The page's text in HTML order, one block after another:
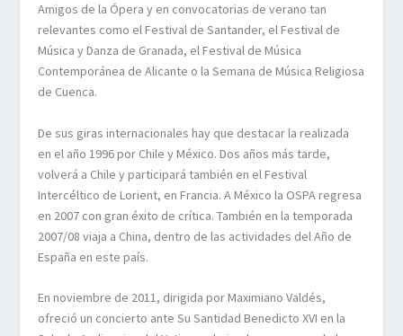
Amigos de la Ópera y en convocatorias de verano tan
relevantes como el Festival de Santander, el Festival de
Música y Danza de Granada, el Festival de Música
Contemporánea de Alicante o la Semana de Música Religiosa
de Cuenca.
De sus giras internacionales hay que destacar la realizada
en el año 1996 por Chile y México. Dos años más tarde,
volverá a Chile y participará también en el Festival
Intercéltico de Lorient, en Francia. A México la OSPA regresa
en 2007 con gran éxito de crítica. También en la temporada
2007/08 viaja a China, dentro de las actividades del Año de
España en este país.
En noviembre de 2011, dirigida por Maximiano Valdés,
ofreció un concierto ante Su Santidad Benedicto XVI en la